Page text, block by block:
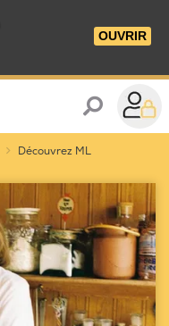
OUVRIR
Découvrez ML